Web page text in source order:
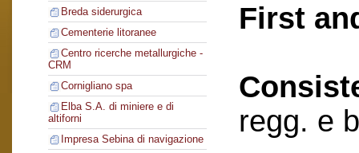
Breda siderurgica
Cementerie litoranee
Centro ricerche metallurgiche -
CRM
Cornigliano spa
Elba S.A. di miniere e di
altiforni
Impresa Sebina di navigazione
First
regg. e